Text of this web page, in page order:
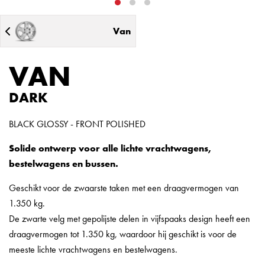
Van
VAN
DARK
BLACK GLOSSY - FRONT POLISHED
Solide ontwerp voor alle lichte vrachtwagens,
bestelwagens en bussen.
Geschikt voor de zwaarste taken met een draagvermogen van
1.350 kg.
De zwarte velg met gepolijste delen in vijfspaaks design heeft een
draagvermogen tot 1.350 kg, waardoor hij geschikt is voor de
meeste lichte vrachtwagens en bestelwagens.